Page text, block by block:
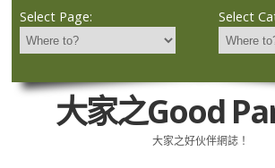
Select Page: Select
大家之Good
大家之好伙伴網誌！